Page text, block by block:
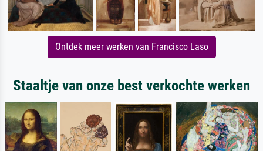
Ontdek meer werken van Francisco Laso
Staaltje van onze best verkochte werken